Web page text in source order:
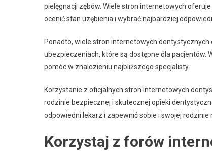
pielęgnacji zębów. Wiele stron internetowych
ocenić stan uzębienia i wybrać najbardziej
Ponadto, wiele stron internetowych
ubezpieczeniach, które są dostępne dla pacjentów.
pomóc w znalezieniu najbliższego specjalisty.
Korzystanie z oficjalnych stron internetowych
rodzinie bezpiecznej i skutecznej opieki
odpowiedni lekarz i zapewnić sobie i swojej rodzinie
Korzystaj z forów